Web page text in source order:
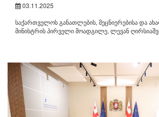
03.11.2025
საქართველოს განათლების, მეცნიერებისა და
მინისტრის პირველი მოადგილე, ლევან